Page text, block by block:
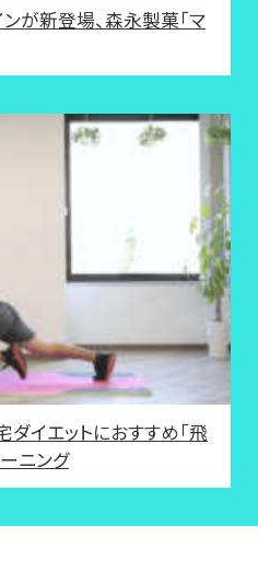
が新登場、森永製菓「マ
ダイエットにおすすめ「飛
ニング